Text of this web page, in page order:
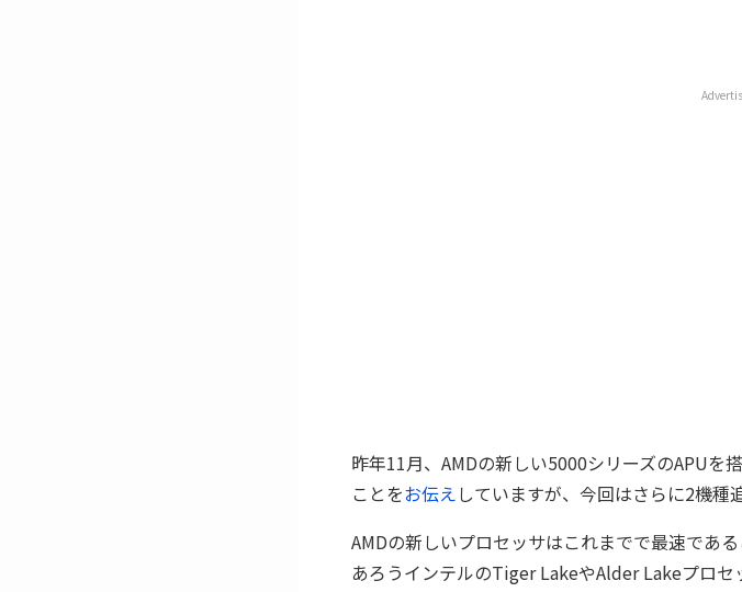
昨年11月、AMDの新しい5000シリーズのAPU
ことをお伝えしていますが、今回はさらに2機種
AMDの新しいプロセッサはこれまでで最速であ
あろうインテルのTiger LakeやAlder Lakeプロセ